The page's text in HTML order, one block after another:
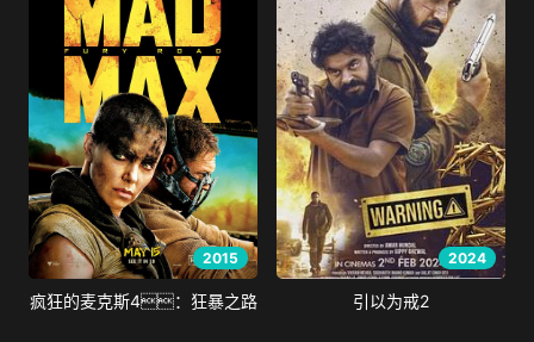
2015
疯狂的麦克斯4：狂暴之路
2024
引以为戒2